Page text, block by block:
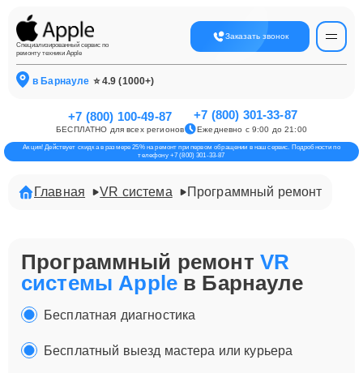
Специализированный сервис по
ремонту техники Apple
Заказать звонок
в Барнауле ⭐ 4.9 (1000+)
+7 (800) 100-49-87
БЕСПЛАТНО для всех регионов
+7 (800) 301-33-87
Ежедневно с 9:00 до 21:00
Акция! Действует скидка в размере 25% на ремонт при первом обращении в наш сервис. Подробности по
телефону +7 (800) 301-33-87
Главная VR система Программный ремонт
Программный ремонт VR
системы Appleв Барнауле
Бесплатная диагностика
Бесплатный выезд мастера или курьера